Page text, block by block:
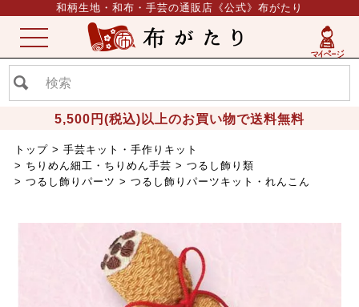
和柄生地・和布・手芸の通販店《公式》布がたり
5,500円(税込)以上のお買い物で送料無料
ME
NU
トップ
手芸キット・手作りキット
ちりめん細工・ちりめん手芸
つるし飾り類
つるし飾りパーツ
つるし飾りパーツキット・れんこん